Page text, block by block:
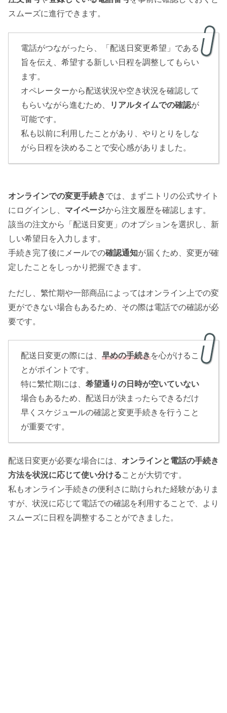
スムーズに進行できます。
電話がつながったら、「配送日変更希望」である
旨を伝え、希望する新しい日程を調整してもらい
ます。
オペレーターから配送状況や空き状況を確認して
もらいながら進むため、
リアルタイムでの確認が
可能です。
私も以前に利用したことがあり、やりとりをしな
がら日程を決めることで安心感がありました。
オンラインでの変更手続きでは、まずニトリの公式サイト
にログインし、 マイページから注文履歴を確認します。
該当の注文から「配送日変更」のオプションを選択し、新
しい希望日を入力します。
手続き完了後にメールでの確認通知が届くため、変更が確
定したことをしっかり把握できます。
ただし、繁忙期や一部商品によってはオンライン上での変
更ができない場合もあるため、その際は電話での確認が必
要です。
配送日変更の際には、 早めの手続きを心がけるこ
とがポイントです。
特に繁忙期には、 希望通りの日時が空いていない
場合もあるため、配送日が決まったらできるだけ
早くスケジュールの確認と変更手続きを行うこと
が重要です。
配送日変更が必要な場合には、 オンラインと電話の手続き
方法を状況に応じて使い分けることが大切です。
私もオンライン手続きの便利さに助けられた経験がありま
すが、状況に応じて電話での確認を利用することで、より
スムーズに日程を調整することができました。